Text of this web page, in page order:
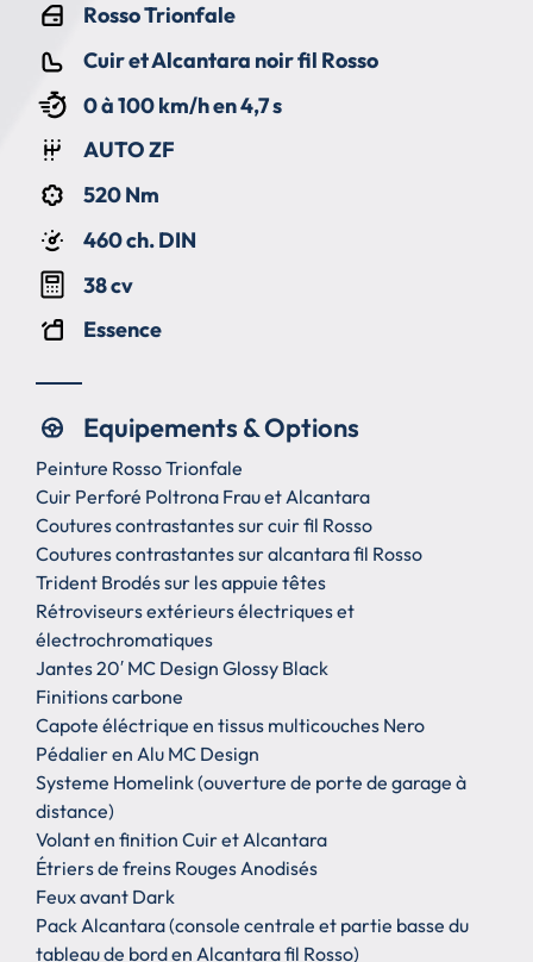
Rosso Trionfale
Cuir et Alcantara noir fil Rosso
0 à 100 km/h en 4,7 s
AUTO ZF
520 Nm
460 ch. DIN
38 cv
Essence
Equipements & Options
Peinture Rosso Trionfale
Cuir Perforé Poltrona Frau et Alcantara
Coutures contrastantes sur cuir fil Rosso
Coutures contrastantes sur alcantara fil Rosso
Trident Brodés sur les appuie têtes
Rétroviseurs extérieurs électriques et
électrochromatiques
Jantes 20′ MC Design Glossy Black
Finitions carbone
Capote éléctrique en tissus multicouches Nero
Pédalier en Alu MC Design
Systeme Homelink (ouverture de porte de garage à
distance)
Volant en finition Cuir et Alcantara
Étriers de freins Rouges Anodisés
Feux avant Dark
Pack Alcantara (console centrale et partie basse du
tableau de bord en Alcantara fil Rosso)